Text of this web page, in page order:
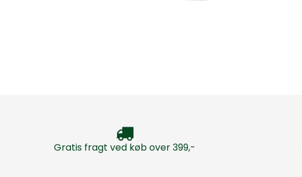
Gratis fragt ved køb over 399,-